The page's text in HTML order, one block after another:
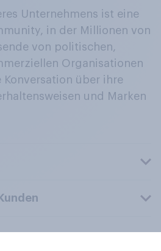
Unternehmens ist eine
in der Millionen von
von politischen,
Organisationen
über ihre
und Marken